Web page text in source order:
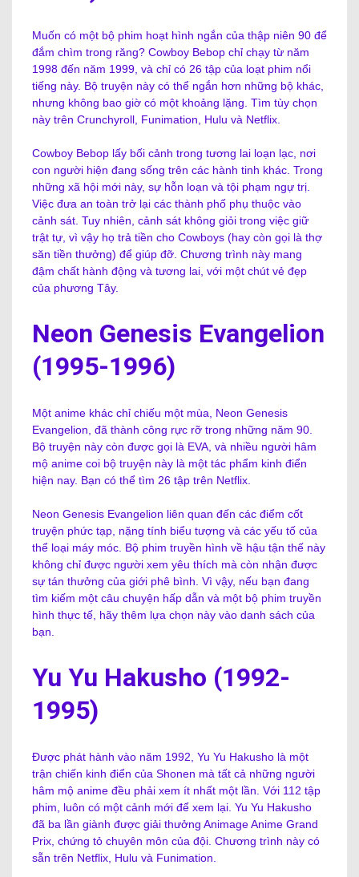
Muốn có một bộ phim hoạt hình ngắn của thập niên 90 để
đắm chìm trong răng? Cowboy Bebop chỉ chạy từ năm
1998 đến năm 1999, và chỉ có 26 tập của loạt phim nổi
tiếng này. Bộ truyện này có thể ngắn hơn những bộ khác,
nhưng không bao giờ có một khoảng lặng. Tìm tùy chọn
này trên Crunchyroll, Funimation, Hulu và Netflix.
Cowboy Bebop lấy bối cảnh trong tương lai loạn lạc, nơi
con người hiện đang sống trên các hành tinh khác. Trong
những xã hội mới này, sự hỗn loạn và tội phạm ngự trị.
Việc đưa an toàn trở lại các thành phố phụ thuộc vào
cảnh sát. Tuy nhiên, cảnh sát không giỏi trong việc giữ
trật tự, vì vậy họ trả tiền cho Cowboys (hay còn gọi là thợ
săn tiền thưởng) để giúp đỡ. Chương trình này mang
đậm chất hành động và tương lai, với một chút vẻ đẹp
của phương Tây.
Neon Genesis Evangelion
(1995-1996)
Một anime khác chỉ chiếu một mùa, Neon Genesis
Evangelion, đã thành công rực rỡ trong những năm 90.
Bộ truyện này còn được gọi là EVA, và nhiều người hâm
mộ anime coi bộ truyện này là một tác phẩm kinh điển
hiện nay. Bạn có thể tìm 26 tập trên Netflix.
Neon Genesis Evangelion liên quan đến các điểm cốt
truyện phức tạp, nặng tính biểu tượng và các yếu tố của
thể loại máy móc. Bộ phim truyền hình về hậu tận thế này
không chỉ được người xem yêu thích mà còn nhận được
sự tán thưởng của giới phê bình. Vì vậy, nếu bạn đang
tìm kiếm một câu chuyện hấp dẫn và một bộ phim truyền
hình thực tế, hãy thêm lựa chọn này vào danh sách của
bạn.
Yu Yu Hakusho (1992-
1995)
Được phát hành vào năm 1992, Yu Yu Hakusho là một
trận chiến kinh điển của Shonen mà tất cả những người
hâm mộ anime đều phải xem ít nhất một lần. Với 112 tập
phim, luôn có một cảnh mới để xem lại. Yu Yu Hakusho
đã ba lần giành được giải thưởng Animage Anime Grand
Prix, chứng tỏ chuyên môn của đội. Chương trình này có
sẵn trên Netflix, Hulu và Funimation.